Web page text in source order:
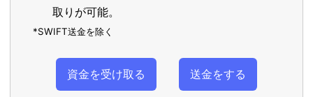
取りが可能。
*SWIFT送金を除く
資金を受け取る 送金をする